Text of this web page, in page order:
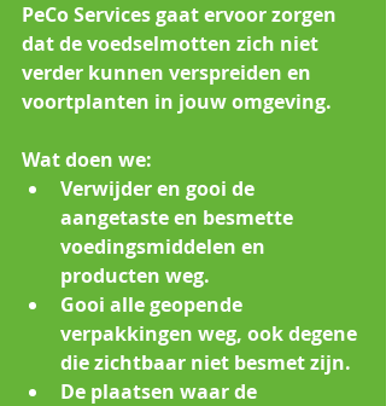
PeCo Services gaat ervoor zorgen
dat de voedselmotten zich niet
verder kunnen verspreiden en
voortplanten in jouw omgeving.
Wat doen we:
Verwijder en gooi de
aangetaste en besmette
voedingsmiddelen en
producten weg.
Gooi alle geopende
verpakkingen weg, ook degene
die zichtbaar niet besmet zijn.
De plaatsen waar de